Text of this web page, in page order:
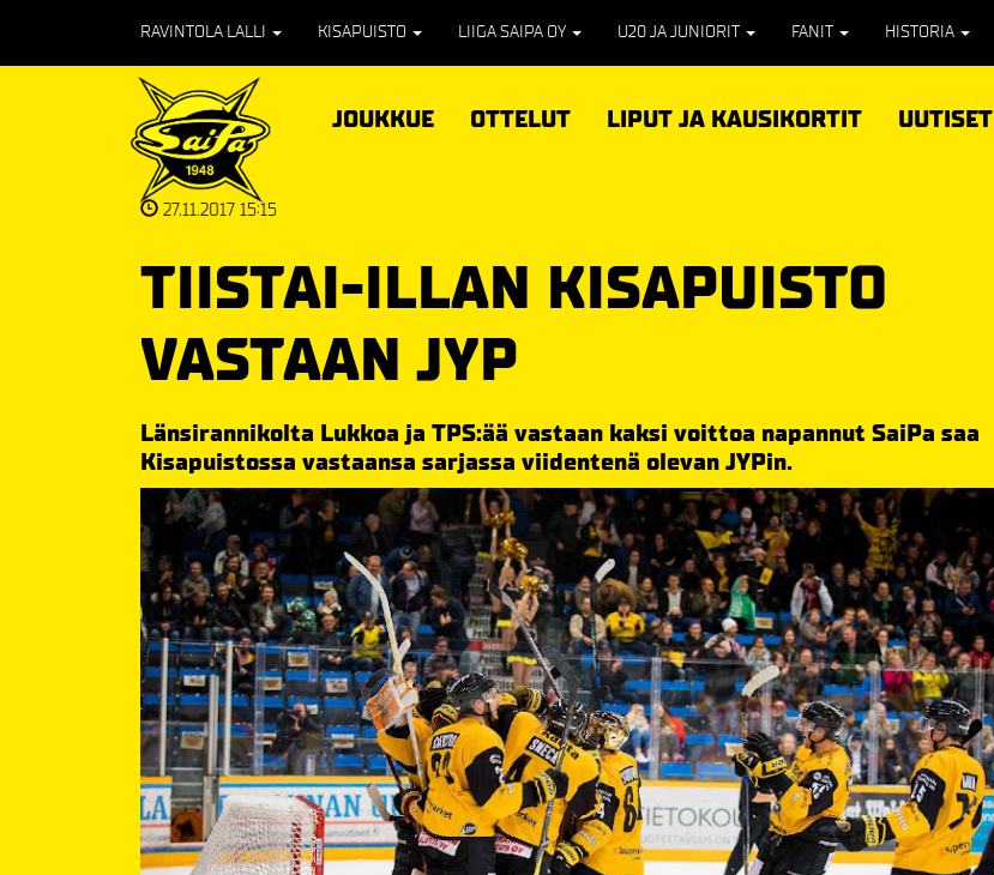
RAVINTOLA LALLI KISAPUISTO LIIGA SAIPA OY U20 JA JUNIORIT FANIT HISTORIA
JOUKKUE OTTELUT LIPUT JA KAUSIKORTIT UUTISET
27.11.2017 15:15
TIISTAI-ILLAN KISAPUISTO
VASTAAN JYP
Länsirannikolta Lukkoa ja TPS:ää vastaan kaksi voittoa napannut SaiPa saa
Kisapuistossa vastaansa sarjassa viidentenä olevan JYPin.